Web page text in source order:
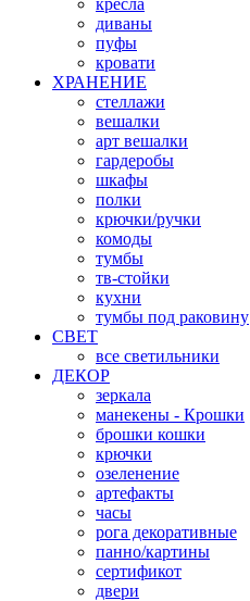
кресла
диваны
пуфы
кровати
ХРАНЕНИЕ
стеллажи
вешалки
арт вешалки
гардеробы
шкафы
полки
крючки/ручки
комоды
тумбы
тв-стойки
кухни
тумбы под раковину
СВЕТ
все светильники
ДЕКОР
зеркала
манекены - Крошки
брошки кошки
крючки
озеленение
артефакты
часы
рога декоративные
панно/картины
сертификот
двери